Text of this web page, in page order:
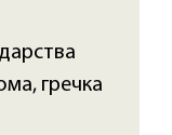
гречка